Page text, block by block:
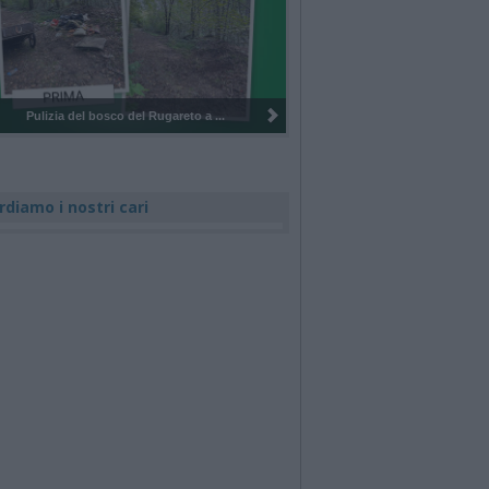
Pulizia del bosco del Rugareto a ...
i nostri cari